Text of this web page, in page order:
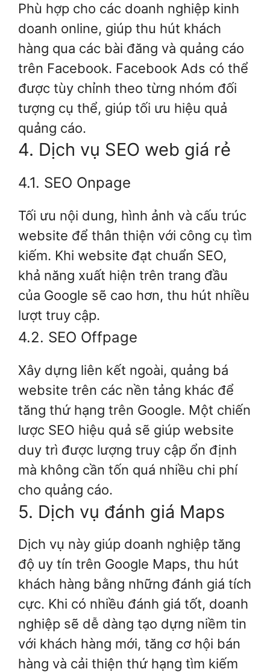
Phù hợp cho các doanh nghiệp kinh
doanh online, giúp thu hút khách
hàng qua các bài đăng và quảng cáo
trên Facebook. Facebook Ads có thể
được tùy chỉnh theo từng nhóm đối
tượng cụ thể, giúp tối ưu hiệu quả
quảng cáo.
4. Dịch vụ SEO web giá rẻ
4.1. SEO Onpage
Tối ưu nội dung, hình ảnh và cấu trúc
website để thân thiện với công cụ tìm
kiếm. Khi website đạt chuẩn SEO,
khả năng xuất hiện trên trang đầu
của Google sẽ cao hơn, thu hút nhiều
lượt truy cập.
4.2. SEO Offpage
Xây dựng liên kết ngoài, quảng bá
website trên các nền tảng khác để
tăng thứ hạng trên Google. Một chiến
lược SEO hiệu quả sẽ giúp website
duy trì được lượng truy cập ổn định
mà không cần tốn quá nhiều chi phí
cho quảng cáo.
5. Dịch vụ đánh giá Maps
Dịch vụ này giúp doanh nghiệp tăng
độ uy tín trên Google Maps, thu hút
khách hàng bằng những đánh giá tích
cực. Khi có nhiều đánh giá tốt, doanh
nghiệp sẽ dễ dàng tạo dựng niềm tin
với khách hàng mới, tăng cơ hội bán
hàng và cải thiện thứ hạng tìm kiếm